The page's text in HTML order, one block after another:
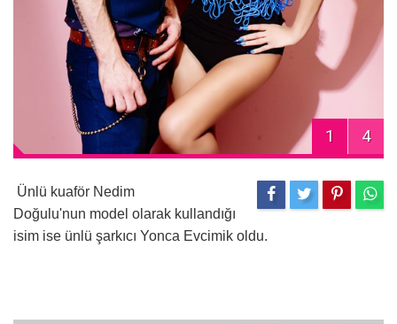
1 4
Ünlü kuaför Nedim
Doğulu'nun model olarak kullandığı
isim ise ünlü şarkıcı Yonca Evcimik oldu.